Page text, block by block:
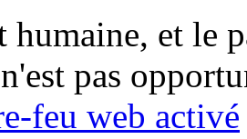
humaine, et le
pas
feu web activé